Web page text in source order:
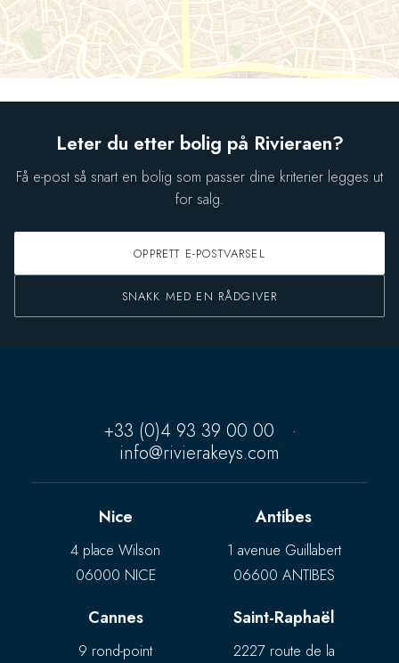
Leter du etter bolig på Rivieraen?
Få e-post så snart en bolig som passer dine kriterier legges ut
for salg.
OPPRETT E-POSTVARSEL
SNAKK MED EN RÅDGIVER
+33 (0)4 93 39 00 00
·
info@rivierakeys.com
Nice
4 place Wilson
06000 NICE
Antibes
1 avenue Guillabert
06600 ANTIBES
Cannes
9 rond-point
Saint-Raphaël
2227 route de la